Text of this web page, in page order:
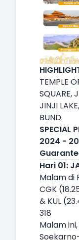
TEMPLE
SQUARE,
JINJI
BUND.
SPECIAL
2024 -
Hari 01:
Malam di
CGK
& KUL
318
Malam